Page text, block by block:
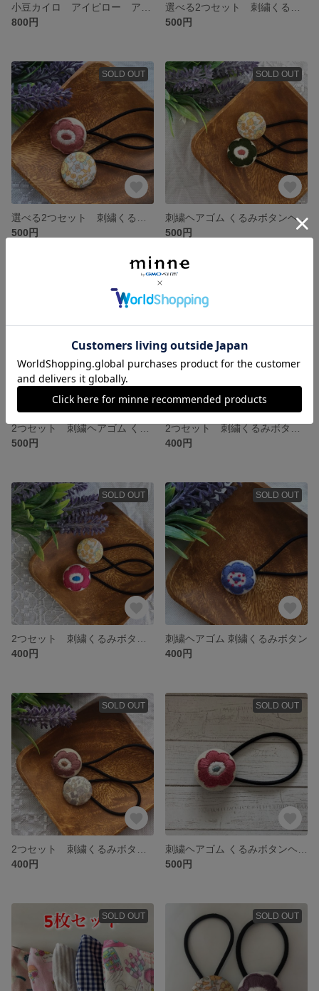
800円
500円
SOLD OUT
500円
SOLD OUT
刺繍ヘアゴム くるみボタンヘアゴム
500円
500円
400円
SOLD OUT
400円
SOLD OUT
刺繍ヘアゴム 刺繍くるみボタン
400円
SOLD OUT
400円
SOLD OUT
500円
SOLD OUT SOLD OUT